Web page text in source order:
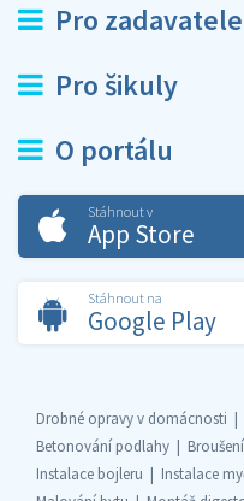
Pro zadavatele
Pro šikuly
O portálu
Stáhnout v
App Store
Stáhnout na
Google Play
Drobné opravy v domácnosti
Betonování podlahy
Instalace bojleru
Instalace